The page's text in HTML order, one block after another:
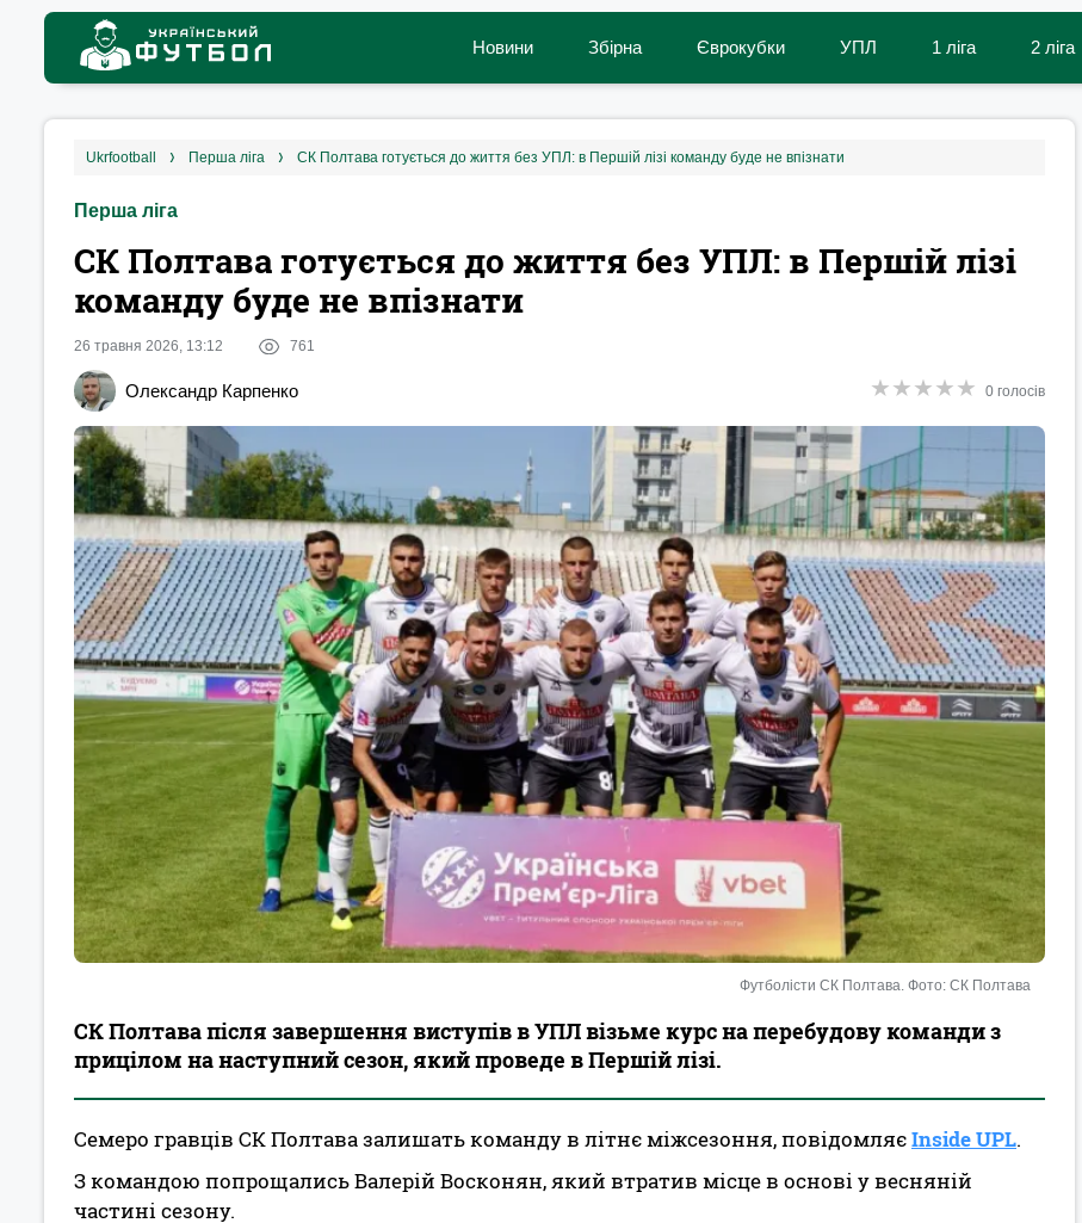
Новини Збірна Єврокубки УПЛ 1 ліга 2 ліга
ukrfootball перша ліга СК Полтава готується до життя без УПЛ: в Першій лізі команду буде не впізнати
Перша ліга
СК Полтава готується до життя без УПЛ: в Першій лізі
команду буде не впізнати
26 травня 2026, 13:12 761
Олександр Карпенко ★★★★★
★★★★★ 0 голосів
Футболісти СК Полтава. Фото: СК Полтава
СК Полтава після завершення виступів в УПЛ візьме курс на перебудову команди з
прицілом на наступний сезон, який проведе в Першій лізі.
Cемеро гравців СК Полтава залишать команду в літнє міжсезоння, повідомляєInside UPL.
З командою попрощались Валерій Восконян, який втратив місце в основі у весняній
частині сезону.